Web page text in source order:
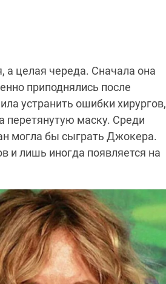
а целая череда. Сначала она
приподнялись после
устранить ошибки хирургов,
перетянутую маску. Среди
могла бы сыграть Джокера.
и лишь иногда появляется на